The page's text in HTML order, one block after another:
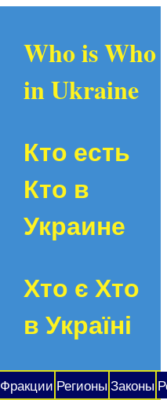
Who is Who
in Ukraine
Кто есть
Кто в
Украине
Хто є Хто
в Україні
Фракции Регионы Законы